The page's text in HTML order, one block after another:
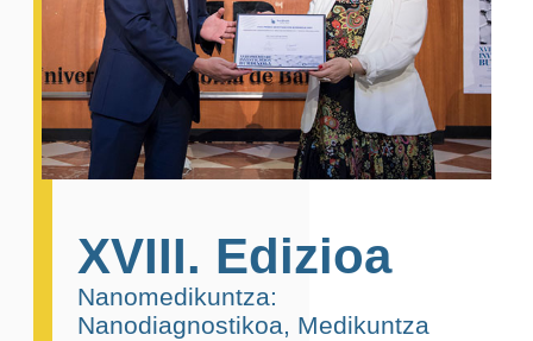
XVIII. Edizioa
Nanomedikuntza:
Nanodiagnostikoa, Medikuntza